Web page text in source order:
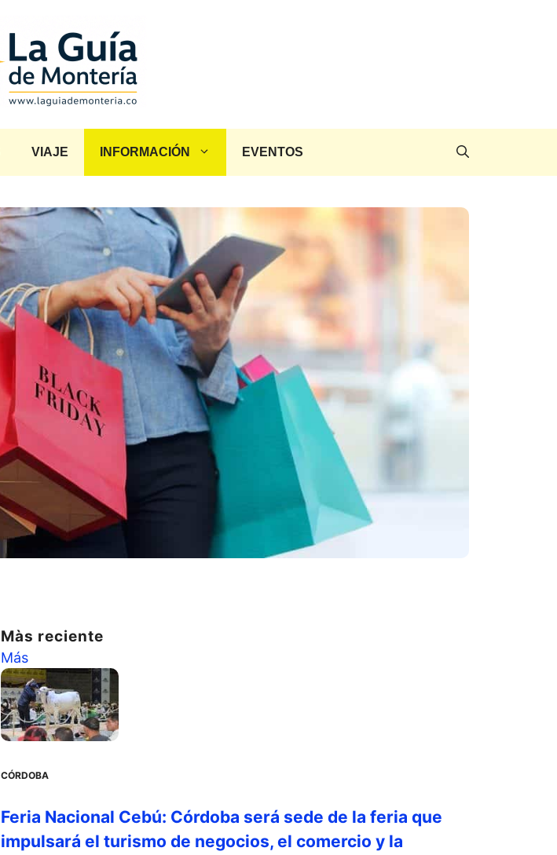
VIAJE INFORMACIÓN EVENTOS
Màs reciente
Más
CÓRDOBA
Feria Nacional Cebú: Córdoba será sede de la feria que
impulsará el turismo de negocios, el comercio y la